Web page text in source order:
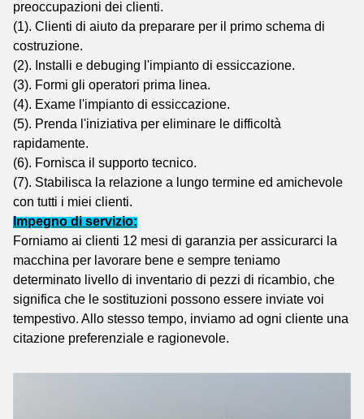
preoccupazioni dei clienti.
(1). Clienti di aiuto da preparare per il primo schema di
costruzione.
(2). Installi e debuging l'impianto di essiccazione.
(3). Formi gli operatori prima linea.
(4). Exame l'impianto di essiccazione.
(5). Prenda l'iniziativa per eliminare le difficoltà
rapidamente.
(6). Fornisca il supporto tecnico.
(7). Stabilisca la relazione a lungo termine ed amichevole
con tutti i miei clienti.
Impegno di servizio:
Forniamo ai clienti 12 mesi di garanzia per assicurarci la
macchina per lavorare bene e sempre teniamo
determinato livello di inventario di pezzi di ricambio, che
significa che le sostituzioni possono essere inviate voi
tempestivo. Allo stesso tempo, inviamo ad ogni cliente una
citazione preferenziale e ragionevole.